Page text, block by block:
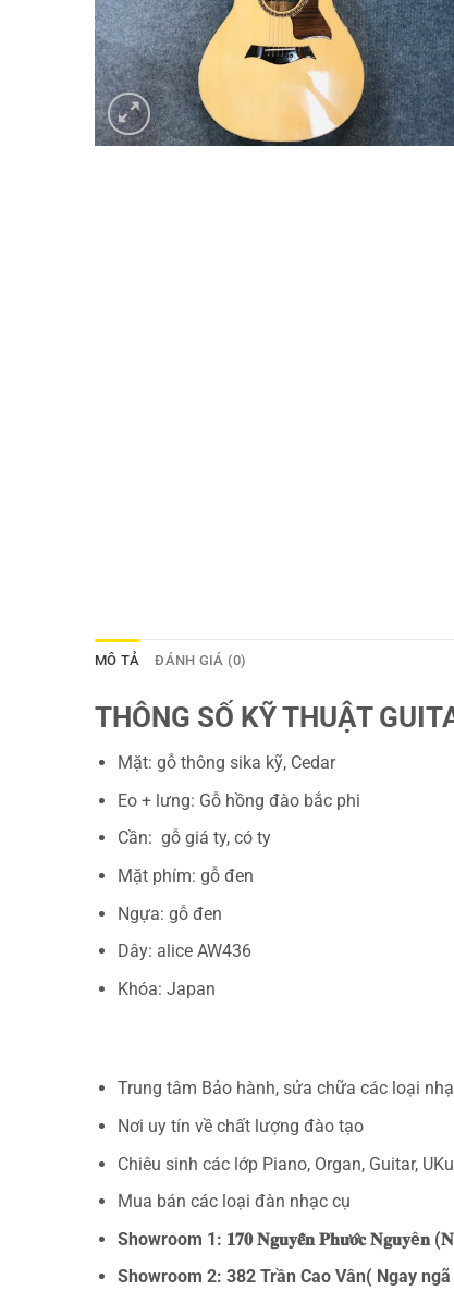
MÔ TẢ ĐÁNH GIÁ (0)
THÔNG SỐ KỸ THUẬT
Mặt: gỗ thông sika kỹ, Cedar
Eo + lưng: Gỗ hồng đào bắc phi
Cần: gỗ giá ty, có ty
Mặt phím: gỗ đen
Ngựa: gỗ đen
Dây: alice AW436
Khóa: Japan
Trung tâm Bảo hành, sửa chữa các loại
Nơi uy tín về chất lượng đào tạo
Chiêu sinh các lớp Piano, Organ, Guitar,
Mua bán các loại đàn nhạc cụ
Showroom 1: 𝟏𝟕𝟎 𝐍𝐠𝐮𝐲𝐞̂̃𝐧 𝐏𝐡𝐮̛𝐨̛́𝐜 𝐍𝐠𝐮𝐲ê𝐧
Showroom 2: 382 Trần Cao Vân( Ngay